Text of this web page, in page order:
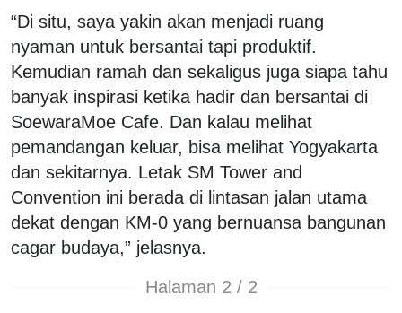
“Di situ, saya yakin akan menjadi ruang
nyaman untuk bersantai tapi produktif.
Kemudian ramah dan sekaligus juga siapa tahu
banyak inspirasi ketika hadir dan bersantai di
SoewaraMoe Cafe. Dan kalau melihat
pemandangan keluar, bisa melihat Yogyakarta
dan sekitarnya. Letak SM Tower and
Convention ini berada di lintasan jalan utama
dekat dengan KM-0 yang bernuansa bangunan
cagar budaya,” jelasnya.
Halaman 2 / 2